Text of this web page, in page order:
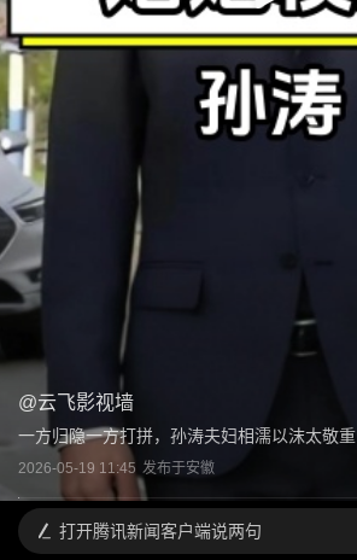
@云飞影视墙
一方归隐一方打拼，孙涛夫妇相濡以沫太敬重
2026-05-19 11:45 发布于安徽
打开腾讯新闻客户端说两句